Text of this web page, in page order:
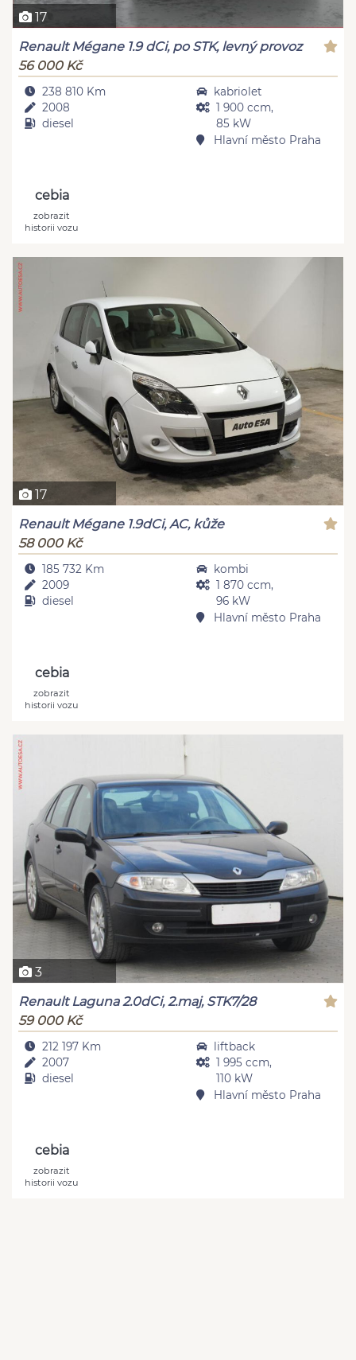
17
Renault Mégane 1.9 dCi, po STK, levný provoz
56 000 Kč
238 810 Km
2008
diesel
kabriolet
1 900 ccm,
85 kW
Hlavní město Praha
cebia
zobrazit
historii vozu
17
Renault Mégane 1.9dCi, AC, kůže
58 000 Kč
185 732 Km
2009
diesel
kombi
1 870 ccm,
96 kW
Hlavní město Praha
cebia
zobrazit
historii vozu
3
Renault Laguna 2.0dCi, 2.maj, STK7/28
59 000 Kč
212 197 Km
2007
diesel
liftback
1 995 ccm,
110 kW
Hlavní město Praha
cebia
zobrazit
historii vozu